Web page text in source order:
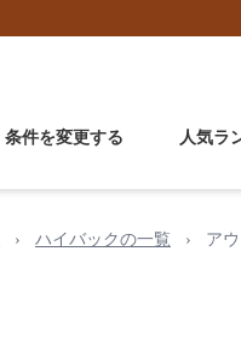
条件を変更する 人気ラ
› ハイバックの一覧 › ア